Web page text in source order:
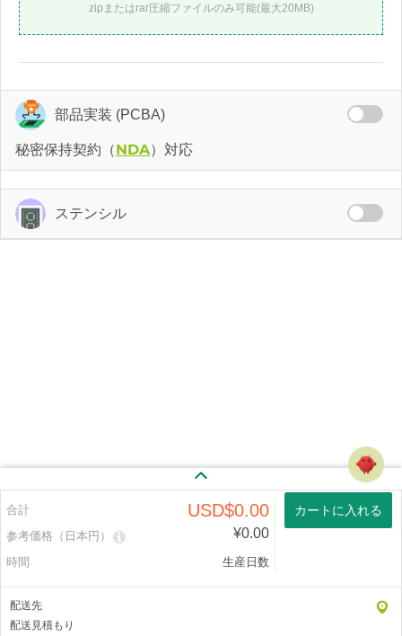
zipまたはrar圧縮ファイルのみ可能(最大20MB)
部品実装 (PCBA)
秘密保持契約（NDA）対応
ステンシル
合計 USD$0.00
参考価格（日本円） ¥0.00
時間 生産日数
カートに入れる
配送先
配送見積もり